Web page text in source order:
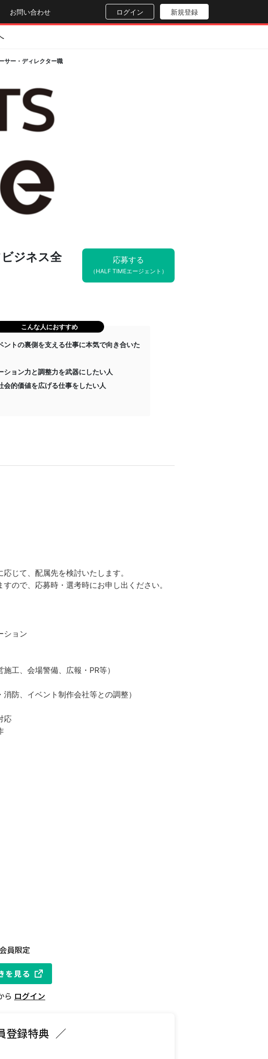
お問い合わせ ログイン 新規登録
サー・ディレクター職
ジネス全
応募する
（HALF TIMEエージェント）
こんな人におすすめ
ントの裏側を支える仕事に本気で向き合いた
ション力と調整力を武器にしたい人
会的価値を広げる仕事をしたい人
じて、配属先を検討いたします。
ので、応募時・選考時にお申し出ください。
ション
工、会場警備、広報・PR等）
消防、イベント制作会社等との調整）
応
員限定
を見る
ら ログイン
登録特典 ／